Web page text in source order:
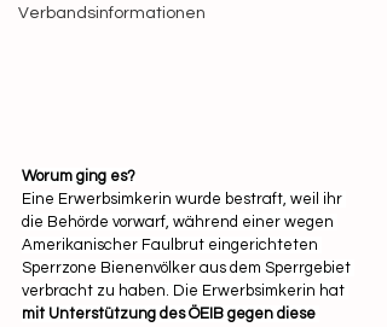
Verbandsinformationen
Worum ging es?
Eine Erwerbsimkerin wurde bestraft, weil ihr
die Behörde vorwarf, während einer wegen
Amerikanischer Faulbrut eingerichteten
Sperrzone Bienenvölker aus dem Sperrgebiet
verbracht zu haben. Die Erwerbsimkerin hat
mit Unterstützung des ÖEIB gegen diese